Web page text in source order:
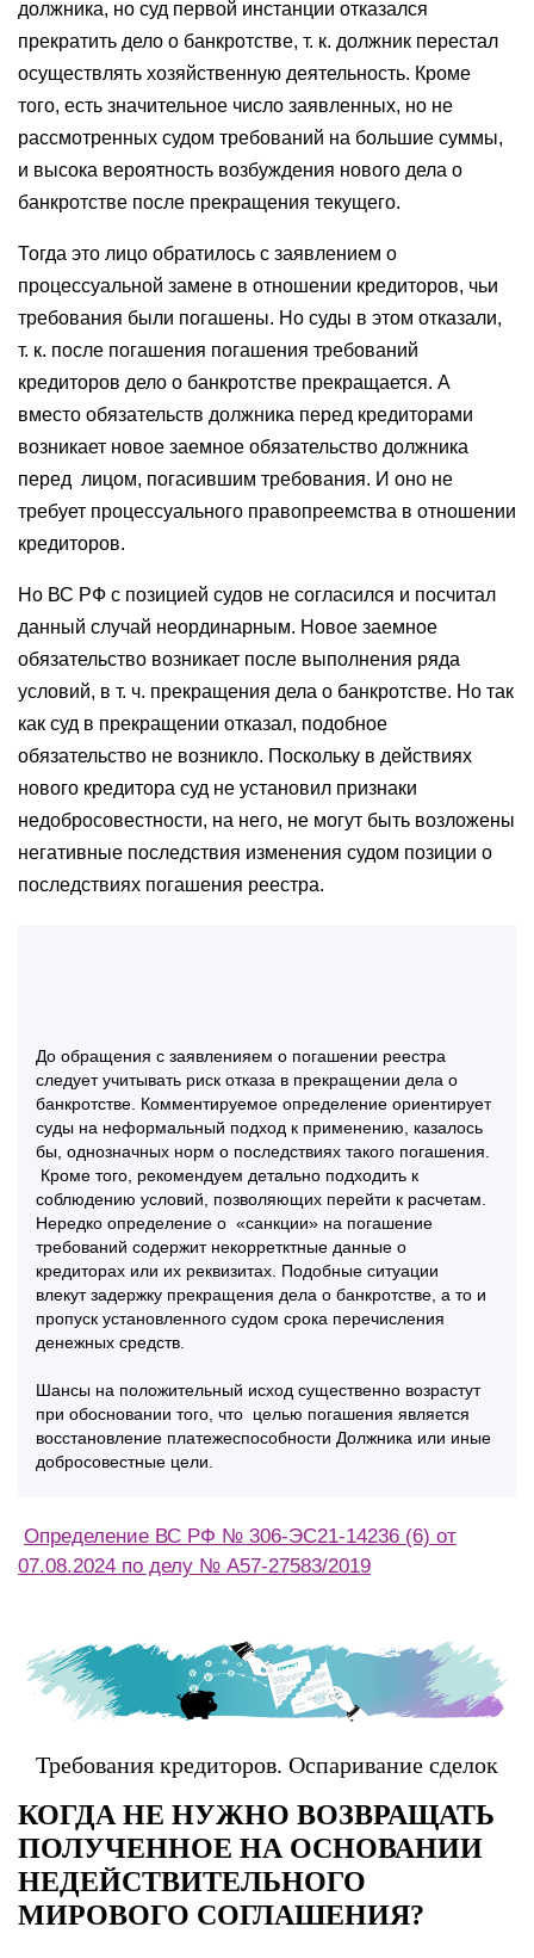
должника, но суд первой инстанции отказался
прекратить дело о банкротстве, т. к. должник перестал
осуществлять хозяйственную деятельность. Кроме
того, есть значительное число заявленных, но не
рассмотренных судом требований на большие суммы,
и высока вероятность возбуждения нового дела о
банкротстве после прекращения текущего.
Тогда это лицо обратилось с заявлением о
процессуальной замене в отношении кредиторов, чьи
требования были погашены. Но суды в этом отказали,
т. к. после погашения погашения требований
кредиторов дело о банкротстве прекращается. А
вместо обязательств должника перед кредиторами
возникает новое заемное обязательство должника
перед лицом, погасившим требования. И оно не
требует процессуального правопреемства в отношении
кредиторов.
Но ВС РФ с позицией судов не согласился и посчитал
данный случай неординарным. Новое заемное
обязательство возникает после выполнения ряда
условий, в т. ч. прекращения дела о банкротстве. Но так
как суд в прекращении отказал, подобное
обязательство не возникло. Поскольку в действиях
нового кредитора суд не установил признаки
недобросовестности, на него, не могут быть возложены
негативные последствия изменения судом позиции о
последствиях погашения реестра.
До обращения с заявленияем о погашении реестра
следует учитывать риск отказа в прекращении дела о
банкротстве. Комментируемое определение ориентирует
суды на неформальный подход к применению, казалось
бы, однозначных норм о последствиях такого погашения.
Кроме того, рекомендуем детально подходить к
соблюдению условий, позволяющих перейти к расчетам.
Нередко определение о «санкции» на погашение
требований содержит некорретктные данные о
кредиторах или их реквизитах. Подобные ситуации
влекут задержку прекращения дела о банкротстве, а то и
пропуск установленного судом срока перечисления
денежных средств.
Шансы на положительный исход существенно возрастут
при обосновании того, что целью погашения является
восстановление платежеспособности Должника или иные
добросовестные цели.
Определение ВС РФ № 306-ЭС21-14236 (6) от
07.08.2024 по делу № А57-27583/2019
Требования кредиторов. Оспаривание сделок
КОГДА НЕ НУЖНО ВОЗВРАЩАТЬ
ПОЛУЧЕННОЕ НА ОСНОВАНИИ
НЕДЕЙСТВИТЕЛЬНОГО
МИРОВОГО СОГЛАШЕНИЯ?